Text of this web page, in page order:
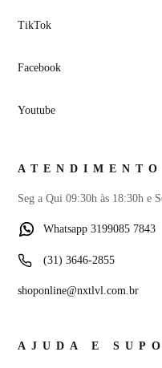
TikTok
Facebook
Youtube
ATENDIMENTO
Seg a Qui 09:30h às 18:30h e
Whatsapp 3199085 7843
(31) 3646-2855
shoponline@nxtlvl.com.br
AJUDA E